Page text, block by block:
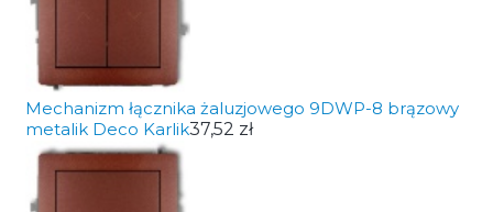
Mechanizm łącznika żaluzjowego 9DWP-8 brązowy
metalik Deco Karlik37,52 zł